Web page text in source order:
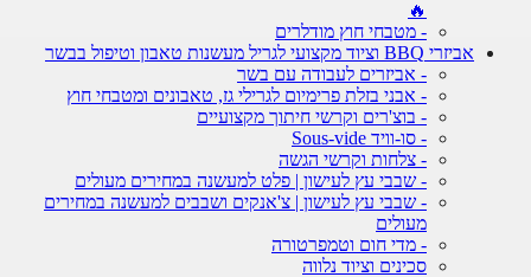
- מטבחי חוץ מודלרים
אביזרי BBQ וציוד מקצועי לגריל מעשנות טאבון וטיפול בבשר
- אביזרים לעבודה עם בשר
- אבני בזלת פרימיום לגרילי גז, טאבונים ומטבחי חוץ
- בוצ'רים וקרשי חיתוך מקצועיים
- סו-וויד Sous-vide
- צלחות וקרשי הגשה
- שבבי עץ לעישון | פלט למעשנה במחירים מעולים
- שבבי עץ לעישון | צ'אנקים ושבבים למעשנה במחירים
מעולים
- מדי חום וטמפרטורה
סכינים וציוד נלווה